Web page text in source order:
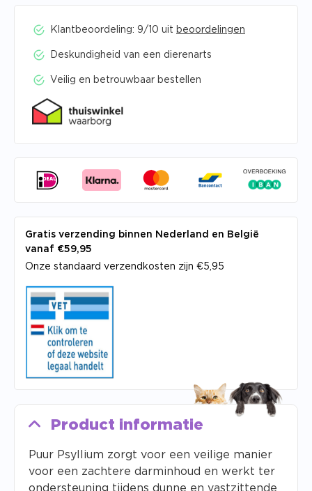
Klantbeoordeling: 9/10 uit beoordelingen
Deskundigheid van een dierenarts
Veilig en betrouwbaar bestellen
Gratis verzending binnen Nederland en België
vanaf €59,95
Onze standaard verzendkosten zijn €5,95
Product informatie
Puur Psyllium zorgt voor een veilige manier
voor een zachtere darminhoud en werkt ter
ondersteuning tijdens dunne en vastzittende